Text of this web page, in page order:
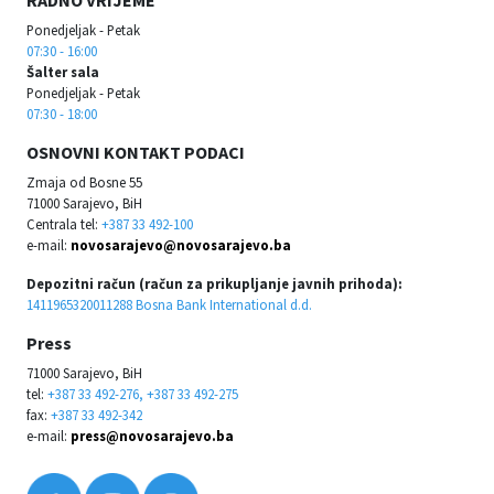
Ponedjeljak - Petak
07:30 - 16:00
Šalter sala
Ponedjeljak - Petak
07:30 - 18:00
OSNOVNI KONTAKT PODACI
Zmaja od Bosne 55
71000 Sarajevo, BiH
Centrala tel: +387 33 492-100
e-mail: novosarajevo@novosarajevo.ba
Depozitni račun (račun za prikupljanje javnih prihoda):
1411965320011288 Bosna Bank International d.d.
Press
71000 Sarajevo, BiH
tel: +387 33 492-276, +387 33 492-275
fax: +387 33 492-342
e-mail: press@novosarajevo.ba